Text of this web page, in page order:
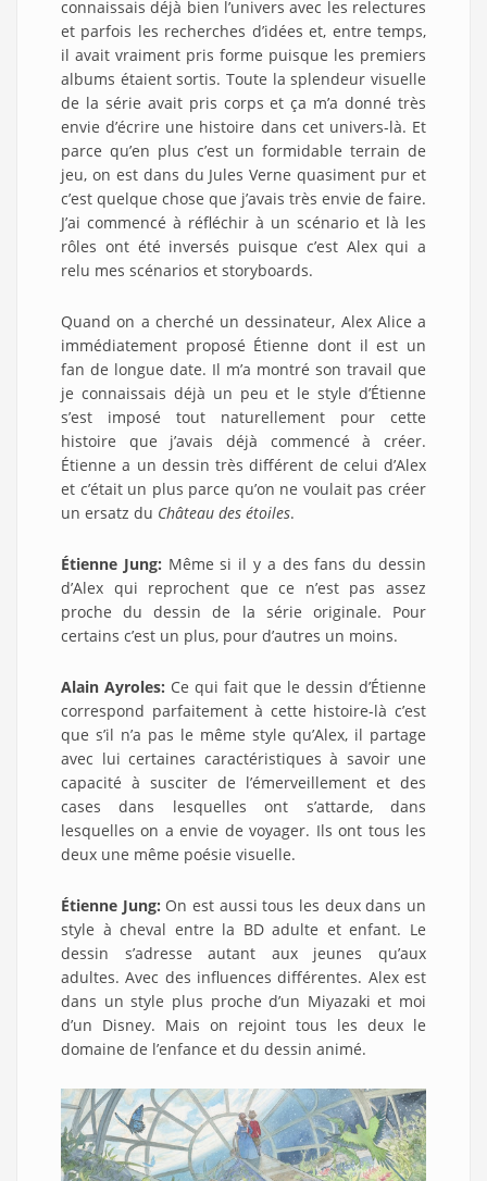
connaissais déjà bien l’univers avec les relectures
et parfois les recherches d’idées et, entre temps,
il avait vraiment pris forme puisque les premiers
albums étaient sortis. Toute la splendeur visuelle
de la série avait pris corps et ça m’a donné très
envie d’écrire une histoire dans cet univers-là. Et
parce qu’en plus c’est un formidable terrain de
jeu, on est dans du Jules Verne quasiment pur et
c’est quelque chose que j’avais très envie de faire.
J’ai commencé à réfléchir à un scénario et là les
rôles ont été inversés puisque c’est Alex qui a
relu mes scénarios et storyboards.
Quand on a cherché un dessinateur, Alex Alice a
immédiatement proposé Étienne dont il est un
fan de longue date. Il m’a montré son travail que
je connaissais déjà un peu et le style d’Étienne
s’est imposé tout naturellement pour cette
histoire que j’avais déjà commencé à créer.
Étienne a un dessin très différent de celui d’Alex
et c’était un plus parce qu’on ne voulait pas créer
un ersatz du Château des étoiles.
Étienne Jung: Même si il y a des fans du dessin
d’Alex qui reprochent que ce n’est pas assez
proche du dessin de la série originale. Pour
certains c’est un plus, pour d’autres un moins.
Alain Ayroles: Ce qui fait que le dessin d’Étienne
correspond parfaitement à cette histoire-là c’est
que s’il n’a pas le même style qu’Alex, il partage
avec lui certaines caractéristiques à savoir une
capacité à susciter de l’émerveillement et des
cases dans lesquelles ont s’attarde, dans
lesquelles on a envie de voyager. Ils ont tous les
deux une même poésie visuelle.
Étienne Jung: On est aussi tous les deux dans un
style à cheval entre la BD adulte et enfant. Le
dessin s’adresse autant aux jeunes qu’aux
adultes. Avec des influences différentes. Alex est
dans un style plus proche d’un Miyazaki et moi
d’un Disney. Mais on rejoint tous les deux le
domaine de l’enfance et du dessin animé.